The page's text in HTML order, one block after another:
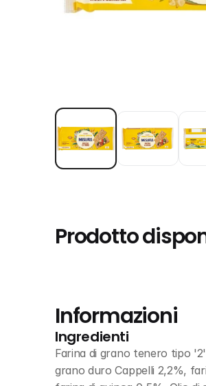
Prodotto
Informazioni
Ingredienti
Farina di grano tenero tipo
grano duro Cappelli 2,2%,